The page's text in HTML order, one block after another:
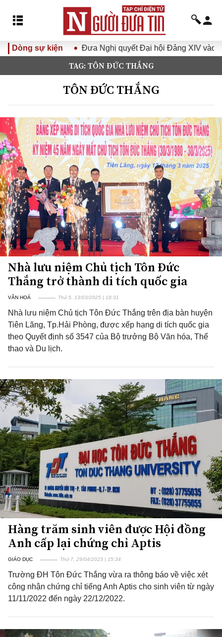
Dòng sự kiện
XVI Đưa Nghị quyết Đại hội Đảng XIV vào cuộc
TAG: TÔN ĐỨC THẮNG
TÔN ĐỨC THẮNG
Nhà lưu niệm Chủ tịch Tôn Đức
Thắng trở thành di tích quốc gia
VĂN HOÁ Thứ 5, 13/03/2025 | 18:31
Nhà lưu niệm Chủ tịch Tôn Đức Thắng trên địa bàn huyện
Tiên Lãng, Tp.Hải Phòng, được xếp hạng di tích quốc gia
theo Quyết định số 3547 của Bộ trưởng Bộ Văn hóa, Thể
thao và Du lịch.
Hàng trăm sinh viên được Hội đồng
Anh cấp lại chứng chỉ Aptis
GIÁO DỤC Thứ 7, 29/04/2023 | 15:34
Trường ĐH Tôn Đức Thắng vừa ra thông báo về việc xét
công nhận chứng chỉ tiếng Anh Aptis cho sinh viên từ ngày
11/11/2022 đến ngày 22/12/2022.